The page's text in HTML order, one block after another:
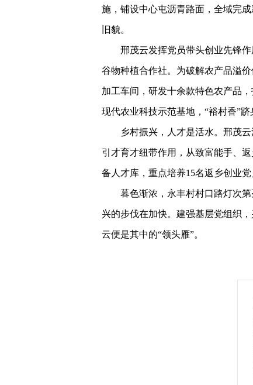
施，铺设中心屯沥青路面，全域完
旧貌。
邢茂云发挥党员带头创业先锋
谷物种植合作社。为破解农产品溢
加工车间，研发十余款特色农产品
现代农业科技示范基地，“裕村香”跻
乡村振兴，人才是活水。邢茂
引才育才纽带作用，从致富能手、
备人才库，重点培养15名返乡创业
暮色渐浓，永丰村村口路灯次
兴的步伐在加快。建强基层党组织
云便是其中的“领头雁”。